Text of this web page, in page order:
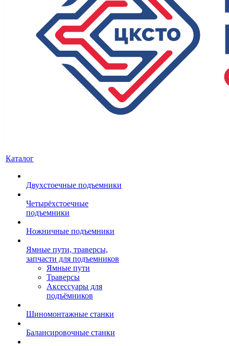
Каталог
Двухстоечные подъемники
Четырёхстоечные
подъемники
Ножничные подъемники
Ямные пути, траверсы,
запчасти для подъемников
Ямные пути
Траверсы
Аксессуары для
подъёмников
Шиномонтажные станки
Балансировочные станки